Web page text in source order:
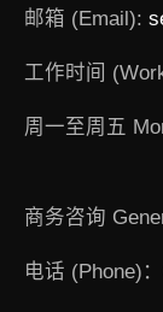
邮箱 (Email):
工作时间
周一至周五
商务咨询
电话 (Phone)